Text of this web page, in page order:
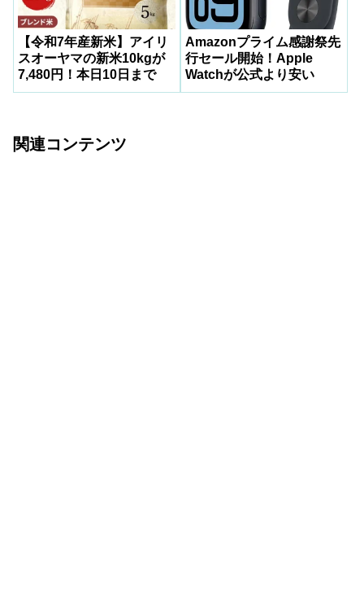
【令和7年産新米】アイリ
スオーヤマの新米10kgが
7,480円！本日10日まで
Amazonプライム感謝祭先
行セール開始！Apple
Watchが公式より安い
関連コンテンツ